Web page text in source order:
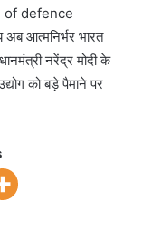
defence
अब आत्मनिर्भर भारत
नरेंद्र मोदी के
को बड़े पैमाने पर